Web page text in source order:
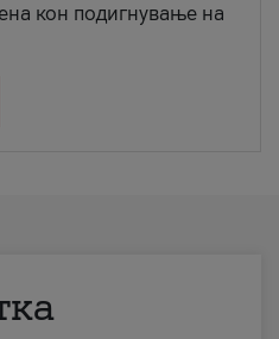
кон подигнување на